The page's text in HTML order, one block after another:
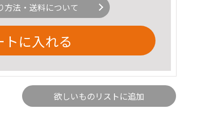
方法・送料について
トに入れる
欲しいものリストに追加